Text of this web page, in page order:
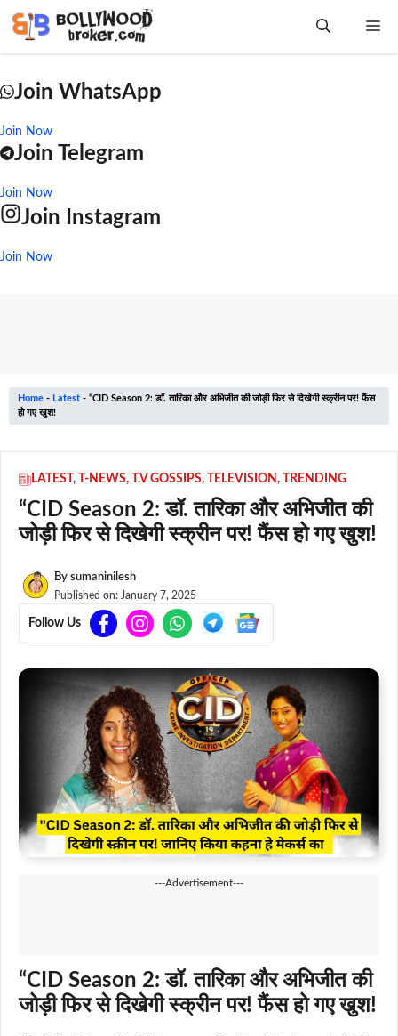
Join WhatsApp
Join Now
Join Telegram
Join Now
Join Instagram
Join Now
Home - Latest - “CID Season 2: डॉ. तारिका और अभिजीत की जोड़ी फिर से दिखेगी स्क्रीन पर! फैंस
हो गए खुश!
LATEST , T-NEWS, T.V GOSSIPS, TELEVISION , TRENDING
“CID Season 2: डॉ. तारिका और अभिजीत की
जोड़ी फिर से दिखेगी स्क्रीन पर! फैंस हो गए खुश!
By sumaninilesh
Published on: January 7, 2025
Follow Us
---Advertisement---
“CID Season 2: डॉ. तारिका और अभिजीत की
जोड़ी फिर से दिखेगी स्क्रीन पर! फैंस हो गए खुश!